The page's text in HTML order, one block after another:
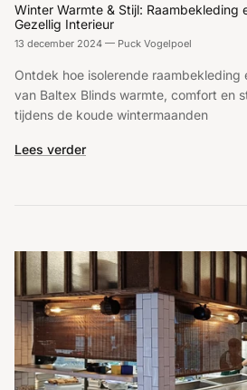
Winter Warmte & Stijl: Raambekleding
Gezellig Interieur
13 december 2024 — Puck Vogelpoel
Ontdek hoe isolerende raambekleding
van Baltex Blinds warmte, comfort en
tijdens de koude wintermaanden
Lees verder